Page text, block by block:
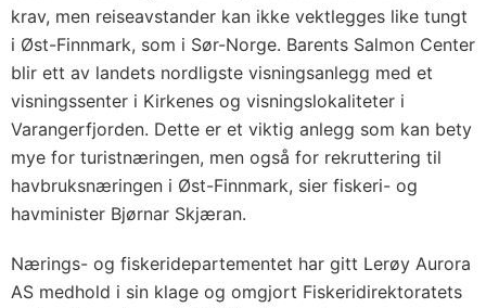
krav, men reiseavstander kan ikke vektlegges like tungt
i Øst-Finnmark, som i Sør-Norge. Barents Salmon Center
blir ett av landets nordligste visningsanlegg med et
visningssenter i Kirkenes og visningslokaliteter i
Varangerfjorden. Dette er et viktig anlegg som kan bety
mye for turistnæringen, men også for rekruttering til
havbruksnæringen i Øst-Finnmark, sier fiskeri- og
havminister Bjørnar Skjæran.
Nærings- og fiskeridepartementet har gitt Lerøy Aurora
AS medhold i sin klage og omgjort Fiskeridirektoratets